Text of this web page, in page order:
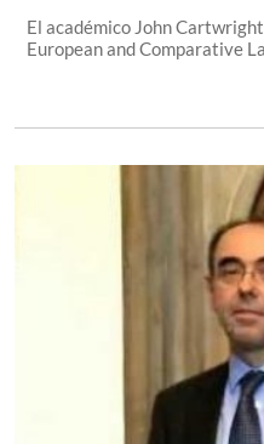
El académico John
European and Comparative